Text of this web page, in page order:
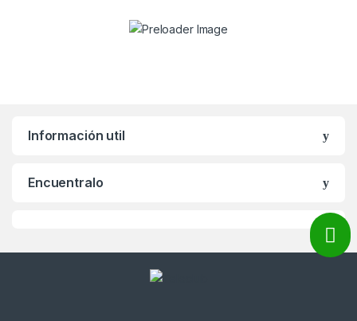
Información util
Encuentralo